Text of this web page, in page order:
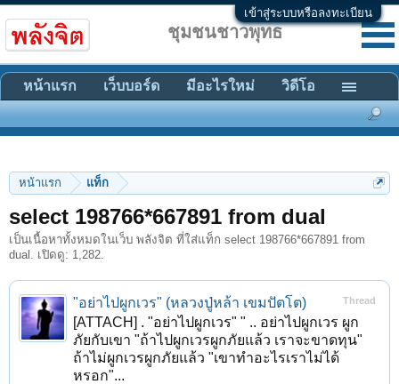
เข้าสู่ระบบหรือลงทะเบียน
หน้าแรก แท็ก
select 198766*667891 from dual
เป็นเนื้อหาทั้งหมดในเว็บ พลังจิต ที่ใส่แท็ก select 198766*667891 from
dual. เปิดดู: 1,282.
Thread
"อย่าไปผูกเวร" (หลวงปู่หล้า เขมปัตโต)
[ATTACH] . "อย่าไปผูกเวร" " .. อย่าไปผูกเวร ผูก
ภัยกับเขา "ถ้าไปผูกเวรผูกภัยแล้ว เราจะขาดทุน"
ถ้าไม่ผูกเวรผูกภัยแล้ว "เขาทำอะไรเราไม่ได้
หรอก"...
ชุมชนชาวพุทธ
หน้าแรก เว็บบอร์ด มีอะไรใหม่ วิดีโอ